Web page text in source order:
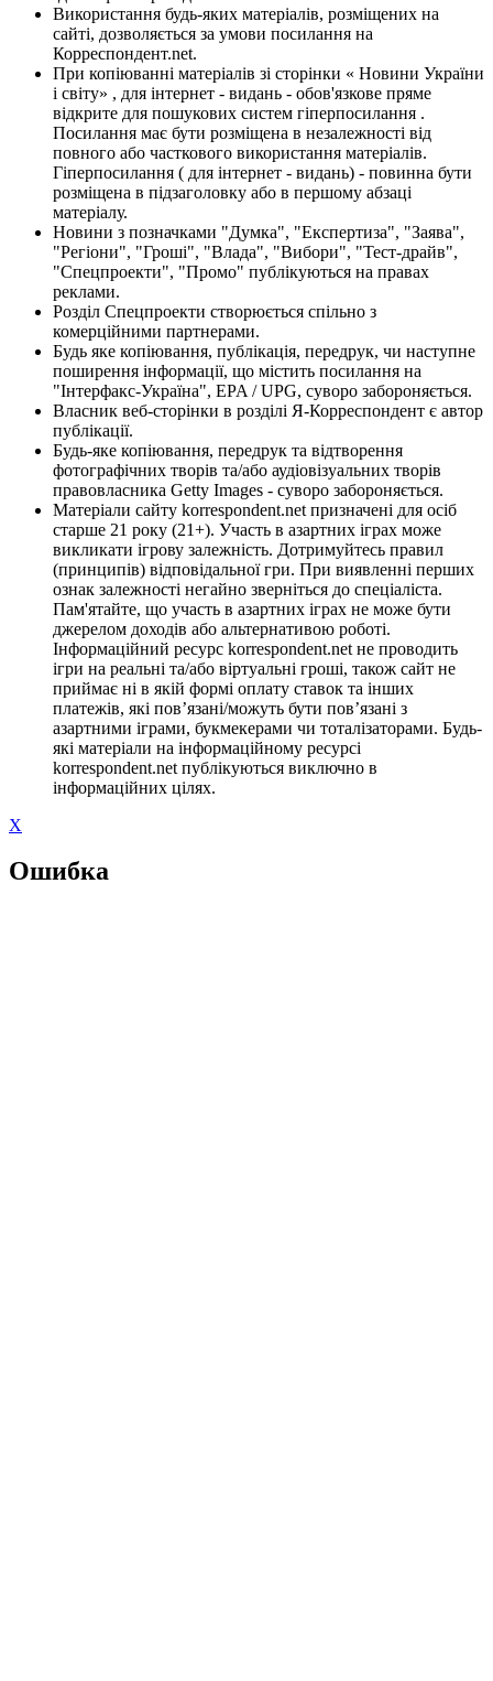
Використання будь-яких матеріалів, розміщених на
сайті, дозволяється за умови посилання на
Корреспондент.net.
При копіюванні матеріалів зі сторінки « Новини України
і світу» , для інтернет - видань - обов'язкове пряме
відкрите для пошукових систем гіперпосилання .
Посилання має бути розміщена в незалежності від
повного або часткового використання матеріалів.
Гіперпосилання ( для інтернет - видань) - повинна бути
розміщена в підзаголовку або в першому абзаці
матеріалу.
Новини з позначками "Думка", "Експертиза", "Заява",
"Регіони", "Гроші", "Влада", "Вибори", "Тест-драйв",
"Спецпроекти", "Промо" публікуються на правах
реклами.
Розділ Спецпроекти створюється спільно з
комерційними партнерами.
Будь яке копіювання, публікація, передрук, чи наступне
поширення інформації, що містить посилання на
"Інтерфакс-Україна", EPA / UPG, суворо забороняється.
Власник веб-сторінки в розділі Я-Корреспондент є автор
публікації.
Будь-яке копіювання, передрук та відтворення
фотографічних творів та/або аудіовізуальних творів
правовласника Getty Images - суворо забороняється.
Матеріали сайту korrespondent.net призначені для осіб
старше 21 року (21+). Участь в азартних іграх може
викликати ігрову залежність. Дотримуйтесь правил
(принципів) відповідальної гри. При виявленні перших
ознак залежності негайно зверніться до спеціаліста.
Пам'ятайте, що участь в азартних іграх не може бути
джерелом доходів або альтернативою роботі.
Інформаційний ресурс korrespondent.net не проводить
ігри на реальні та/або віртуальні гроші, також сайт не
приймає ні в якій формі оплату ставок та інших
платежів, які пов’язані/можуть бути пов’язані з
азартними іграми, букмекерами чи тоталізаторами. Будь-
які матеріали на інформаційному ресурсі
korrespondent.net публікуються виключно в
інформаційних цілях.
X
Ошибка